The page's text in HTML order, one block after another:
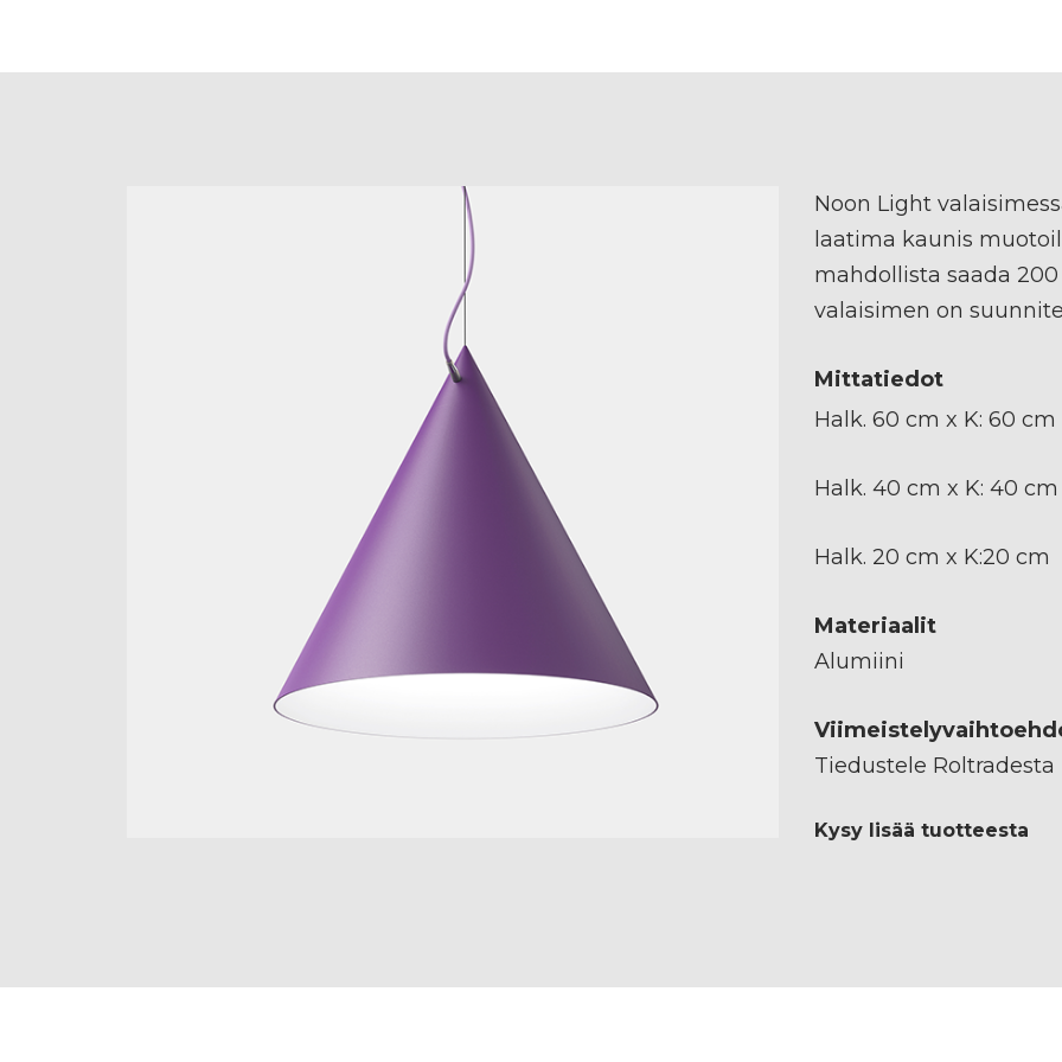
Noon Light
laatima kaunis
mahdollista saada 200
valaisimen on
Mittatiedot
Halk. 60 cm x K: 60 cm
Halk. 40 cm x K: 40 cm
Halk. 20 cm x K:20 cm
Materiaalit
Alumiini
Tiedustele Roltradesta
Kysy lisää tuotteesta